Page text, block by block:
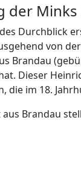
der
Durchblick
von
Brandau
Dieser
die im 18.
Brandau